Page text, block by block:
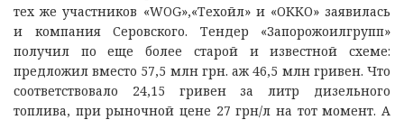
тех же участников «WOG»,«Техойл» и «ОККО» заявилась
и компания Серовского. Тендер «Запорожоилгрупп»
получил по еще более старой и известной схеме:
предложил вместо 57,5 млн грн. аж 46,5 млн гривен. Что
соответствовало 24,15 гривен за литр дизельного
топлива, при рыночной цене 27 грн/л на тот момент. А